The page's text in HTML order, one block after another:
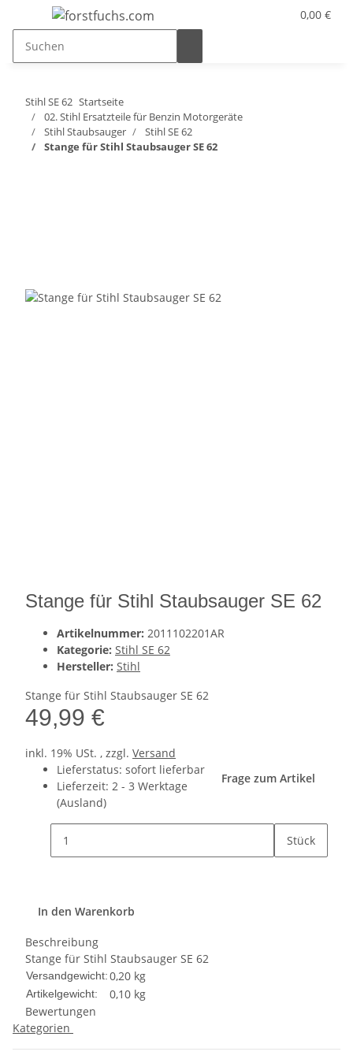
0,00 €
Stihl SE 62 Startseite
02. Stihl Ersatzteile für Benzin Motorgeräte
Stihl Staubsauger
Stihl SE 62
Stange für Stihl Staubsauger SE 62
Stange für Stihl Staubsauger SE 62
Artikelnummer: 2011102201AR
Kategorie: Stihl SE 62
Hersteller: Stihl
Stange für Stihl Staubsauger SE 62
49,99 €
inkl. 19% USt. , zzgl. Versand
Lieferstatus: sofort lieferbar
Lieferzeit: 2 - 3 Werktage
(Ausland)
Frage zum Artikel
Stück
In den Warenkorb
Beschreibung
Stange für Stihl Staubsauger SE 62
Versandgewicht:0,20 kg
Artikelgewicht: 0,10 kg
Bewertungen
Kategorien